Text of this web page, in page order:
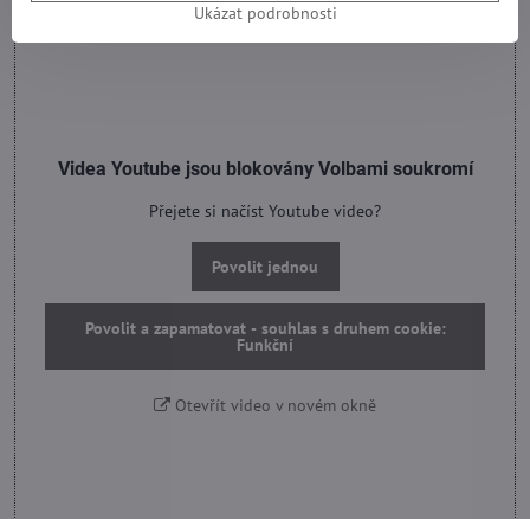
Videa Youtube jsou blokovány Volbami soukromí
Přejete si načíst Youtube video?
Povolit jednou
Povolit a zapamatovat - souhlas s druhem cookie:
Funkční
Otevřít video v novém okně
Ukázat podrobnosti